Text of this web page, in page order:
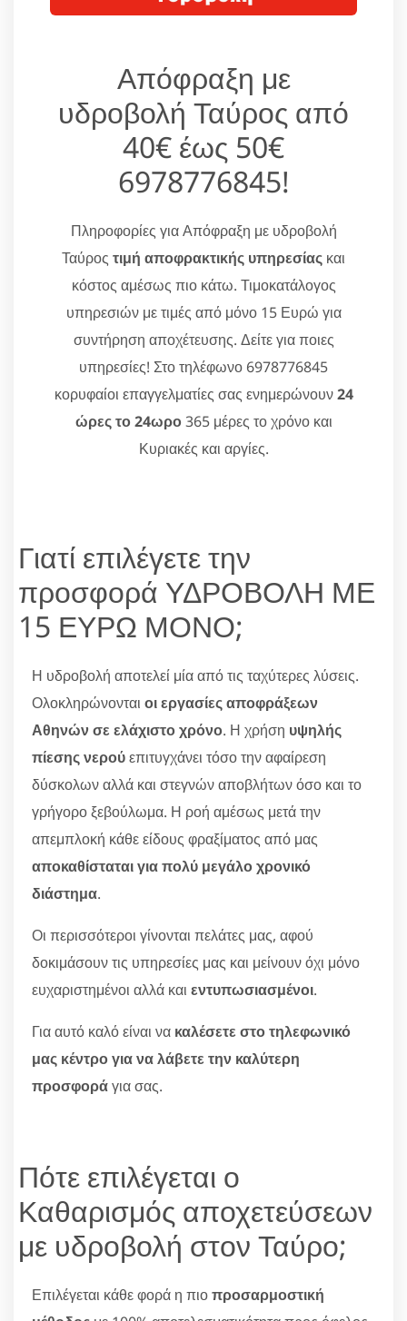
Απόφραξη με
υδροβολή Ταύρος από
40€ έως 50€
6978776845!
Πληροφορίες για Απόφραξη με υδροβολή
Ταύρος τιμή αποφρακτικής υπηρεσίας και
κόστος αμέσως πιο κάτω. Τιμοκατάλογος
υπηρεσιών με τιμές από μόνο 15 Ευρώ για
συντήρηση αποχέτευσης. Δείτε για ποιες
υπηρεσίες! Στο τηλέφωνο 6978776845
κορυφαίοι επαγγελματίες σας ενημερώνουν24
ώρες το 24ωρο365 μέρες το χρόνο και
Κυριακές και αργίες.
Γιατί επιλέγετε την
προσφορά ΥΔΡΟΒΟΛΗ ΜΕ
15 ΕΥΡΩ ΜΟΝΟ;
Η υδροβολή αποτελεί μία από τις ταχύτερες λύσεις.
Ολοκληρώνονται οι εργασίες αποφράξεων
Αθηνών σε ελάχιστο χρόνο. Η χρήση υψηλής
πίεσης νερούεπιτυγχάνει τόσο την αφαίρεση
δύσκολων αλλά και στεγνών αποβλήτων όσο και το
γρήγορο ξεβούλωμα. Η ροή αμέσως μετά την
απεμπλοκή κάθε είδους φραξίματος από μας
αποκαθίσταται για πολύ μεγάλο χρονικό
διάστημα.
Οι περισσότεροι γίνονται πελάτες μας, αφού
δοκιμάσουν τις υπηρεσίες μας και μείνουν όχι μόνο
ευχαριστημένοι αλλά και εντυπωσιασμένοι.
Για αυτό καλό είναι να καλέσετε στο τηλεφωνικό
μας κέντρο για να λάβετε την καλύτερη
προσφοράγια σας.
Πότε επιλέγεται ο
Καθαρισμός αποχετεύσεων
με υδροβολή στον Ταύρο;
Επιλέγεται κάθε φορά η πιοπροσαρμοστική